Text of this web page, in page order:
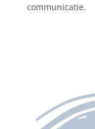
communicatie.